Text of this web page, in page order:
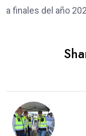
a finales del año